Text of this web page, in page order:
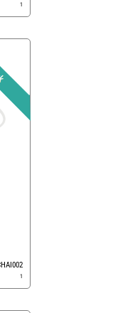
1
1